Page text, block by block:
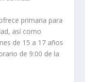
primaria para
así como
de 15 a 17 años
de 9:00 de la